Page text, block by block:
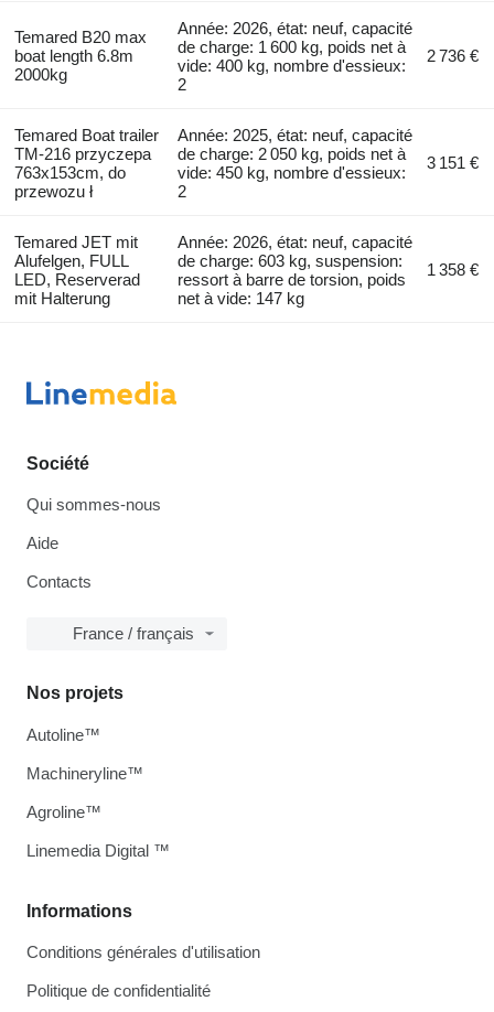
Temared B20 max
boat length 6.8m
2000kg
Année: 2026, état: neuf, capacité
de charge: 1 600 kg, poids net à
vide: 400 kg, nombre d'essieux:
2
2 736 €
Temared Boat trailer
TM-216 przyczepa
763x153cm, do
przewozu ł
Année: 2025, état: neuf, capacité
de charge: 2 050 kg, poids net à
vide: 450 kg, nombre d'essieux:
2
3 151 €
Temared JET mit
Alufelgen, FULL
LED, Reserverad
mit Halterung
Année: 2026, état: neuf, capacité
de charge: 603 kg, suspension:
ressort à barre de torsion, poids
net à vide: 147 kg
1 358 €
Société
Qui sommes-nous
Aide
Contacts
France / français
Informations
Conditions générales d'utilisation
Politique de confidentialité
Nos projets
Autoline™
Machineryline™
Agroline™
Linemedia Digital ™